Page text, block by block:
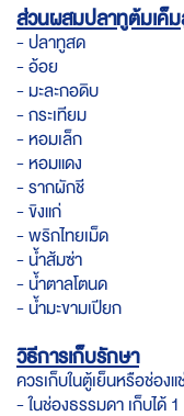
ส่วนผสมปลาทูต้มเค็
- ปลาทูสด
- อ้อย
- มะละกอดิบ
- กระเทียม
- หอมเล็ก
- หอมแดง
- รากผักชี
- ขิงแก่
- พริกไทยเม็ด
- น้ำส้มซ่า
- น้ำตาลโตนด
- น้ำมะขามเปียก
วิธีการเก็บรักษา
ควรเก็บในตู้เย็นหรือช่องแ
- ในช่องธรรมดา เก็บได้